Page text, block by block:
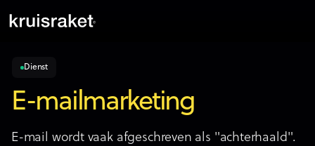
Dienst
E-mailmarketing
E-mail wordt vaak afgeschreven als "achterhaald".